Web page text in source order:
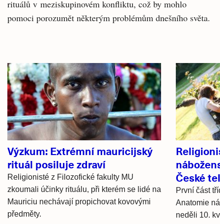
rituálů v meziskupinovém konfliktu, což by mohlo
pomoci porozumět některým problémům dnešního světa.
Související
články
Výzkum: Extrémní mauricijský
rituál posiluje zdraví
Religionisté z Filozofické fakulty MU
zkoumali účinky rituálu, při kterém se lidé na
Mauriciu nechávají propichovat kovovými
předměty.
České
První část
Anatomie
neděli 10.